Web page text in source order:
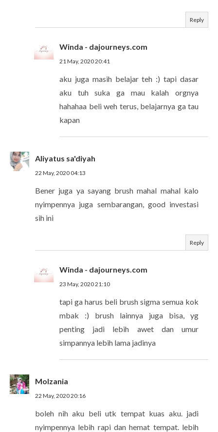
Reply
Winda - dajourneys.com
21 May, 2020 20:41
aku juga masih belajar teh :) tapi dasar
aku tuh suka ga mau kalah orgnya
hahahaa beli weh terus, belajarnya ga tau
kapan
Aliyatus sa'diyah
22 May, 2020 04:13
Bener juga ya sayang brush mahal mahal kalo
nyimpennya juga sembarangan, good investasi
sih ini
Reply
Winda - dajourneys.com
23 May, 2020 21:10
tapi ga harus beli brush sigma semua kok
mbak :) brush lainnya juga bisa, yg
penting jadi lebih awet dan umur
simpannya lebih lama jadinya
Molzania
22 May, 2020 20:16
boleh nih aku beli utk tempat kuas aku. jadi
nyimpennya lebih rapi dan hemat tempat. lebih